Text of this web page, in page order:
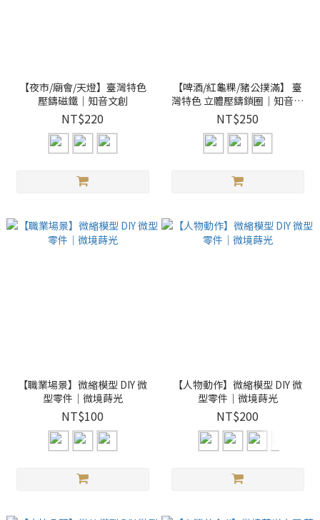
【夜市/廟會/天燈】臺灣特色
壓鑄磁鐵｜知音文創
NT$220
【啤酒/紅龜粿/豬公撲滿】 臺
灣特色 立體壓鑄鎖圈｜知音文
創
NT$250
【職業場景】微縮模型 DIY 微
型零件｜微境蒔光
NT$100
【人物動作】微縮模型 DIY 微
型零件｜微境蒔光
NT$200